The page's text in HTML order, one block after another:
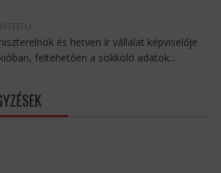
és hetven ír vállalat képviselője
feltehetően a sokkoló adatok...